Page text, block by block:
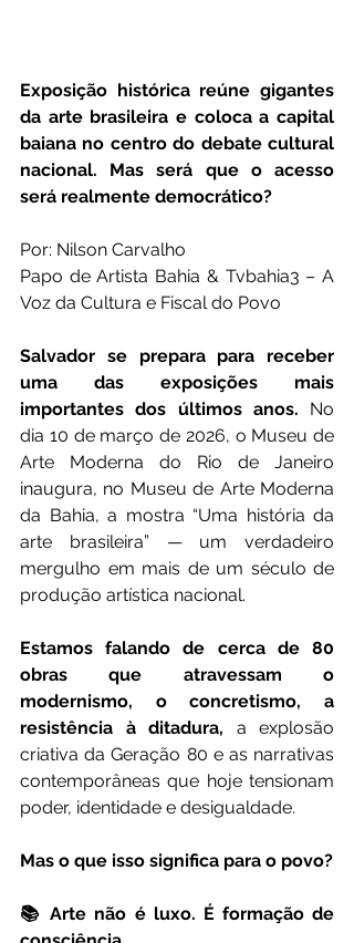
Exposição histórica reúne gigantes
da arte brasileira e coloca a capital
baiana no centro do debate cultural
nacional. Mas será que o acesso
será realmente democrático?
Por: Nilson Carvalho
Papo de Artista Bahia & Tvbahia3 – A
Voz da Cultura e Fiscal do Povo
Salvador se prepara para receber
uma das exposições mais
importantes dos últimos anos. No
dia 10 de março de 2026, o Museu de
Arte Moderna do Rio de Janeiro
inaugura, no Museu de Arte Moderna
da Bahia, a mostra “Uma história da
arte brasileira” — um verdadeiro
mergulho em mais de um século de
produção artística nacional.
Estamos falando de cerca de 80
obras que atravessam o
modernismo, o concretismo, a
resistência à ditadura, a explosão
criativa da Geração 80 e as narrativas
contemporâneas que hoje tensionam
poder, identidade e desigualdade.
Mas o que isso significa para o povo?
📚 Arte não é luxo. É formação de